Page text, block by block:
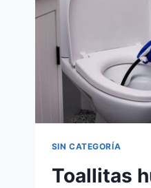
SIN CATEGORÍA
Toallitas